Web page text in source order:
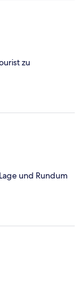
zu
und Rundum